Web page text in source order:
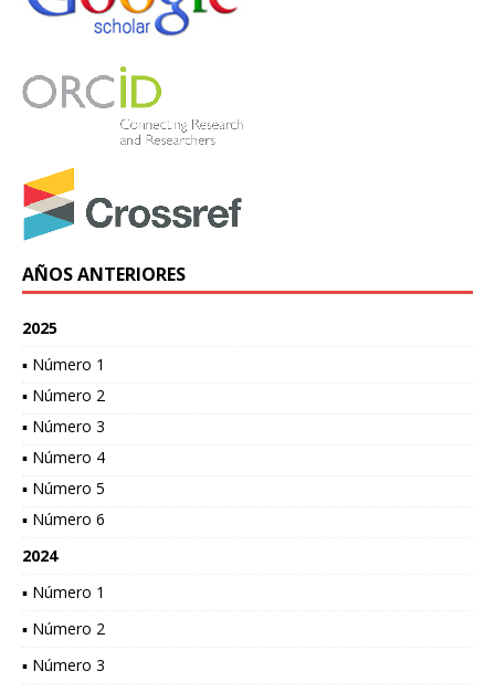
AÑOS ANTERIORES
2025
▪ Número 1
▪ Número 2
▪ Número 3
▪ Número 4
▪ Número 5
▪ Número 6
2024
▪ Número 1
▪ Número 2
▪ Número 3